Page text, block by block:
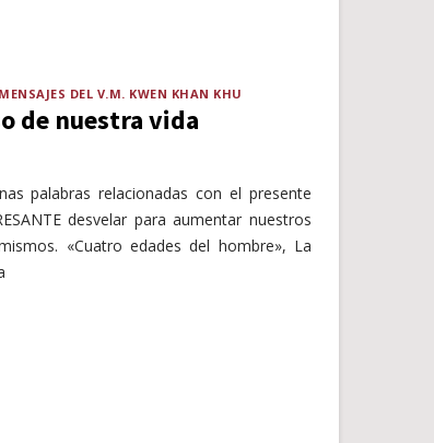
MENSAJES DEL V.M. KWEN KHAN KHU
de nuestra vida
palabras relacionadas con el presente
desvelar para aumentar nuestros
«Cuatro edades del hombre», La